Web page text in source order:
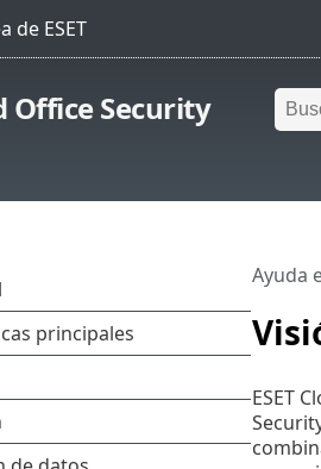
Office Security
Ayuda
ESET